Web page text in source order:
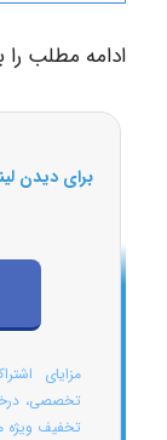
ادامه مطلب را
برای دیدن
مزایای
تخصصی،
تخفیف